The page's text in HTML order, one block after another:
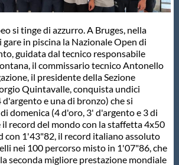
si tinge di azzurro. A Bruges, nella
in piscina la Nazionale Open di
guidata dal tecnico responsabile
il commissario tecnico Antonello
il presidente della Sezione
Quintavalle, conquista undici
e una di bronzo) che si
domenica (4 d'oro, 3' d'argento e 3 di
il record del mondo con la staffetta 4x50
con 1'43"82, il record italiano assoluto
nei 100 percorso misto in 1'07"86, che
seconda migliore prestazione mondiale